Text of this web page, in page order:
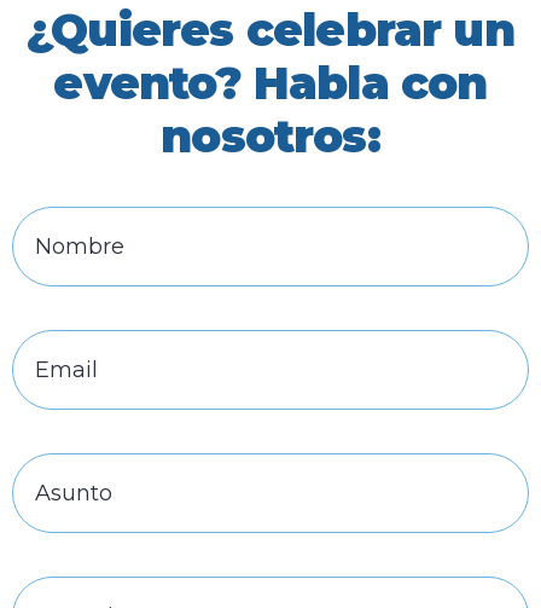
¿Quieres celebrar un
evento? Habla con
nosotros: